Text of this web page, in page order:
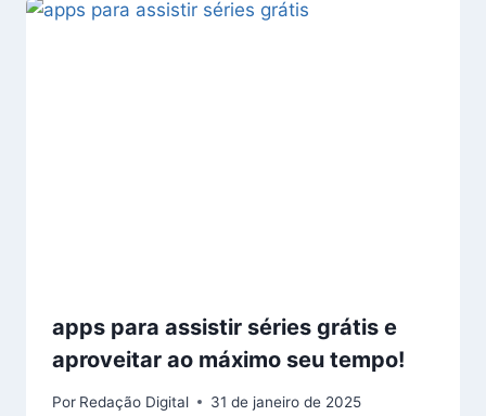
apps para assistir séries grátis e
aproveitar ao máximo seu tempo!
Por Redação Digital 31 de janeiro de 2025